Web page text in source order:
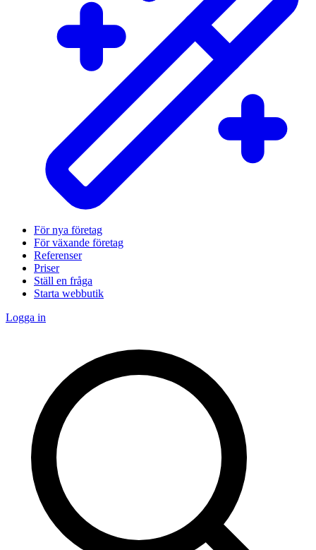
För nya företag
För växande företag
Referenser
Priser
Ställ en fråga
Starta webbutik
Logga in